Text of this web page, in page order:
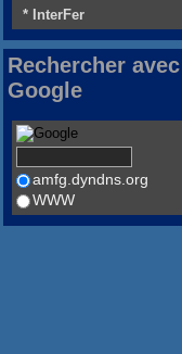
* InterFer
Rechercher avec
Google
amfg.dyndns.org
WWW